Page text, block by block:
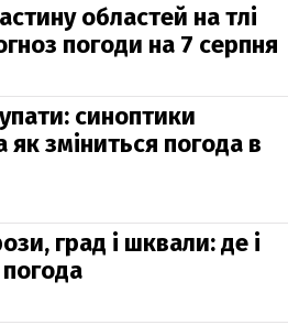
областей на тлі
погоди на 7 серпня
синоптики
як зміниться погода в
град і шквали: де і